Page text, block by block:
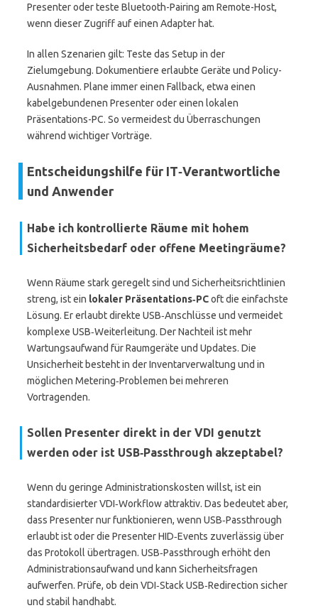
Presenter oder teste Bluetooth-Pairing am Remote-Host,
wenn dieser Zugriff auf einen Adapter hat.
In allen Szenarien gilt: Teste das Setup in der
Zielumgebung. Dokumentiere erlaubte Geräte und Policy-
Ausnahmen. Plane immer einen Fallback, etwa einen
kabelgebundenen Presenter oder einen lokalen
Präsentations-PC. So vermeidest du Überraschungen
während wichtiger Vorträge.
Entscheidungshilfe für IT‑Verantwortliche
und Anwender
Habe ich kontrollierte Räume mit hohem
Sicherheitsbedarf oder offene Meetingräume?
Wenn Räume stark geregelt sind und Sicherheitsrichtlinien
streng, ist ein lokaler Präsentations‑PCoft die einfachste
Lösung. Er erlaubt direkte USB‑Anschlüsse und vermeidet
komplexe USB‑Weiterleitung. Der Nachteil ist mehr
Wartungsaufwand für Raumgeräte und Updates. Die
Unsicherheit besteht in der Inventarverwaltung und in
möglichen Metering‑Problemen bei mehreren
Vortragenden.
Sollen Presenter direkt in der VDI genutzt
werden oder ist USB‑Passthrough akzeptabel?
Wenn du geringe Administrationskosten willst, ist ein
standardisierter VDI‑Workflow attraktiv. Das bedeutet aber,
dass Presenter nur funktionieren, wenn USB‑Passthrough
erlaubt ist oder die Presenter HID‑Events zuverlässig über
das Protokoll übertragen. USB‑Passthrough erhöht den
Administrationsaufwand und kann Sicherheitsfragen
aufwerfen. Prüfe, ob dein VDI‑Stack USB‑Redirection sicher
und stabil handhabt.